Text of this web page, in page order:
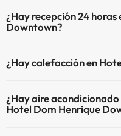
¿Hay recepción 24
Downtown?
¿Hay calefacción en
comunes.
¿Hay aire acondicionado
Hotel Dom Henrique